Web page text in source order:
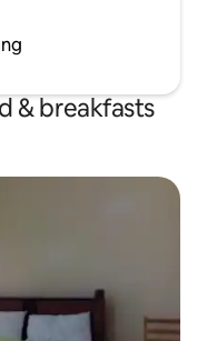
& breakfasts